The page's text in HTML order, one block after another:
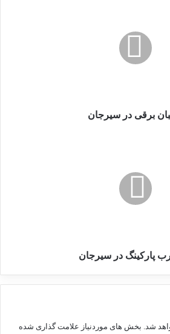
برقی در سیرجان
پارکینگ در سیرجان
شد. بخش های موردنیاز علامت گذاری شده